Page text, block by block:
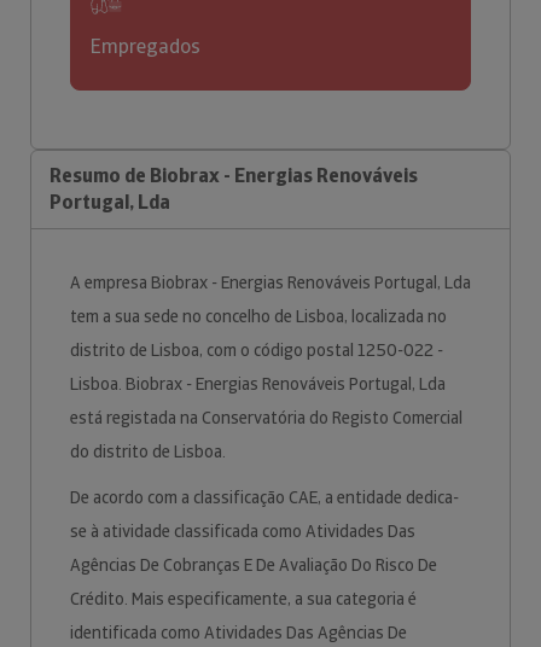
Empregados
Resumo de Biobrax - Energias Renováveis
Portugal, Lda
A empresa Biobrax - Energias Renováveis Portugal, Lda
tem a sua sede no concelho de Lisboa, localizada no
distrito de Lisboa, com o código postal 1250-022 -
Lisboa. Biobrax - Energias Renováveis Portugal, Lda
está registada na Conservatória do Registo Comercial
do distrito de Lisboa.
De acordo com a classificação CAE, a entidade dedica-
se à atividade classificada como Atividades Das
Agências De Cobranças E De Avaliação Do Risco De
Crédito. Mais especificamente, a sua categoria é
identificada como Atividades Das Agências De